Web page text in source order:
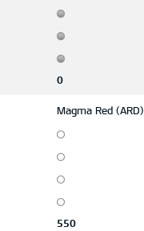
0
Magma Red (ARD)
550